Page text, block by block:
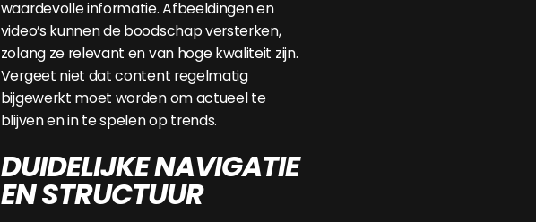
waardevolle informatie. Afbeeldingen en
video’s kunnen de boodschap versterken,
zolang ze relevant en van hoge kwaliteit zijn.
Vergeet niet dat content regelmatig
bijgewerkt moet worden om actueel te
blijven en in te spelen op trends.
DUIDELIJKE NAVIGATIE
EN STRUCTUUR